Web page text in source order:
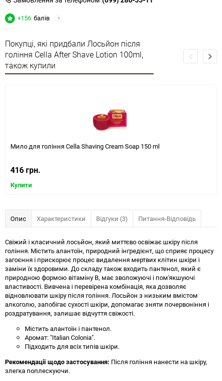
+156 балів ?
Покупці, які придбали Лосьйон після
гоління Cella After Shave Lotion 100ml,
також купили
Мило для гоління Cella Shaving Cream Soap 150 ml
416 грн.
Купити
Опис Характеристики Відгуки (3) Питання-Відповідь
Свіжий і класичний лосьйон, який миттєво освіжає шкіру після
гоління. Містить алантоїн, природний інгредієнт, що сприяє процесу
загоєння і прискорює процес видалення мертвих клітин шкіри і
заміни їх здоровими. До складу також входить пантенол, який є
природною формою вітаміну B, має зволожуючі і пом'якшуючі
властивості. Вивчена і перевірена комбінація, яка дозволяє
відновлювати шкіру після гоління. Лосьйон з низьким вмістом
алкоголю, запобігає сухості шкіри, допомагає зняти почервоніння і
роздратування, залишає відчуття свіжості.
Містить алантоїн і пантенол.
Аромат: "Italian Colonia".
Підходить для всіх типів шкіри.
Рекомендації щодо застосування: Після гоління нанести на шкіру,
злегка поплескуючи.